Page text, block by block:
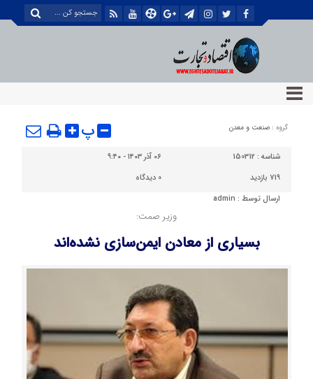
گروه : صنعت و معدن پ
شناسه : 150312
۰۶ آذر ۱۴۰۳ - ۹:۴۰
719 بازدید
0 دیدگاه
ارسال توسط : admin
وزیر صمت:
بسیاری از معادن ایمن‌سازی نشده‌اند